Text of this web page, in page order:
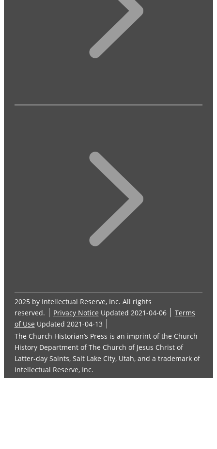
2025 by Intellectual Reserve, Inc. All rights
reserved.
Privacy Notice Updated 2021-04-06
Terms
of Use Updated 2021-04-13
The Church Historian’s Press is an imprint of the Church
History Department of The Church of Jesus Christ of
Latter-day Saints, Salt Lake City, Utah, and a trademark of
Intellectual Reserve, Inc.